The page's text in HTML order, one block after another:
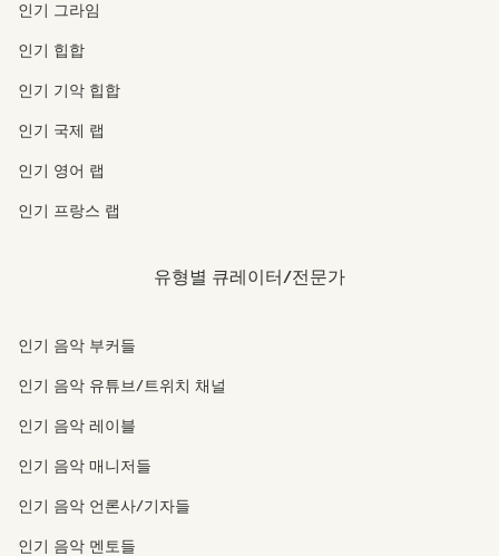
인기 그라임
인기 힙합
인기 기악 힙합
인기 국제 랩
인기 영어 랩
인기 프랑스 랩
유형별 큐레이터/전문가
인기 음악 부커들
인기 음악 유튜브/트위치 채널
인기 음악 레이블
인기 음악 매니저들
인기 음악 언론사/기자들
인기 음악 멘토들